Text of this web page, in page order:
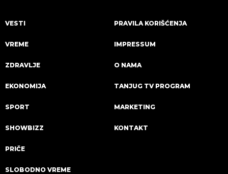
VESTI
VREME
ZDRAVLJE
EKONOMIJA
SPORT
SHOWBIZZ
PRIČE
SLOBODNO VREME
PRAVILA KORIŠĆENJA
IMPRESSUM
O NAMA
TANJUG TV PROGRAM
MARKETING
KONTAKT